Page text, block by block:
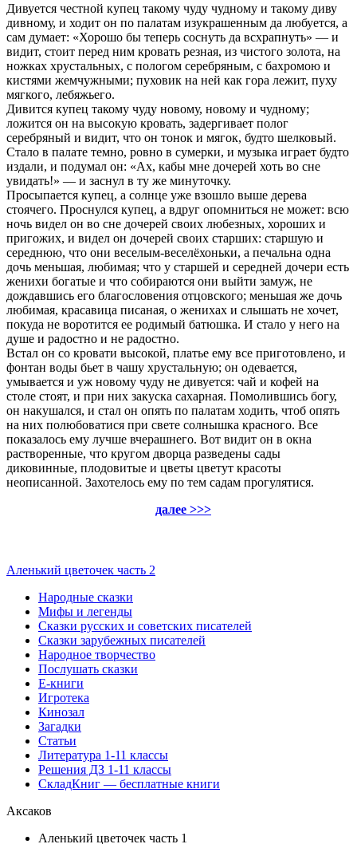
Дивуется честной купец такому чуду чудному и такому диву
дивному, и ходит он по палатам изукрашенным да любуется, а
сам думает: «Хорошо бы теперь соснуть да всхрапнуть» — и
видит, стоит перед ним кровать резная, из чистого золота, на
ножках хрустальных, с пологом серебряным, с бахромою и
кистями жемчужными; пуховик на ней как гора лежит, пуху
мягкого, лебяжьего.
Дивится купец такому чуду новому, новому и чудному;
ложится он на высокую кровать, задергивает полог
серебряный и видит, что он тонок и мягок, будто шелковый.
Стало в палате темно, ровно в сумерки, и музыка играет будто
издали, и подумал он: «Ах, кабы мне дочерей хоть во сне
увидать!» — и заснул в ту же минуточку.
Просыпается купец, а солнце уже взошло выше дерева
стоячего. Проснулся купец, а вдруг опомниться не может: всю
ночь видел он во сне дочерей своих любезных, хороших и
пригожих, и видел он дочерей своих старших: старшую и
середнюю, что они веселым-веселёхоньки, а печальна одна
дочь меньшая, любимая; что у старшей и середней дочери есть
женихи богатые и что собираются они выйти замуж, не
дождавшись его благословения отцовского; меньшая же дочь
любимая, красавица писаная, о женихах и слышать не хочет,
покуда не воротится ее родимый батюшка. И стало у него на
душе и радостно и не радостно.
Встал он со кровати высокой, платье ему все приготовлено, и
фонтан воды бьет в чашу хрустальную; он одевается,
умывается и уж новому чуду не дивуется: чай и кофей на
столе стоят, и при них закуска сахарная. Помолившись богу,
он накушался, и стал он опять по палатам ходить, чтоб опять
на них полюбоватися при свете солнышка красного. Все
показалось ему лучше вчерашнего. Вот видит он в окна
растворенные, что кругом дворца разведены сады
диковинные, плодовитые и цветы цветут красоты
неописанной. Захотелось ему по тем садам прогулятися.
далее >>>
Аленький цветочек часть 2
Народные сказки
Мифы и легенды
Сказки русских и советских писателей
Сказки зарубежных писателей
Народное творчество
Послушать сказки
Е-книги
Игротека
Кинозал
Загадки
Статьи
Литература 1-11 классы
Решения ДЗ 1-11 классы
СкладКниг — бесплатные книги
Аксаков
Аленький цветочек часть 1